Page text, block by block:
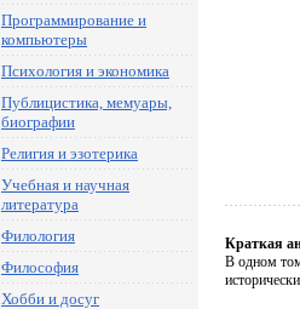
Программирование и
компьютеры
Психология и экономика
Публицистика, мемуары,
биографии
Религия и эзотерика
Учебная и научная
литература
Филология
Философия
Хобби и досуг
Краткая
В одном